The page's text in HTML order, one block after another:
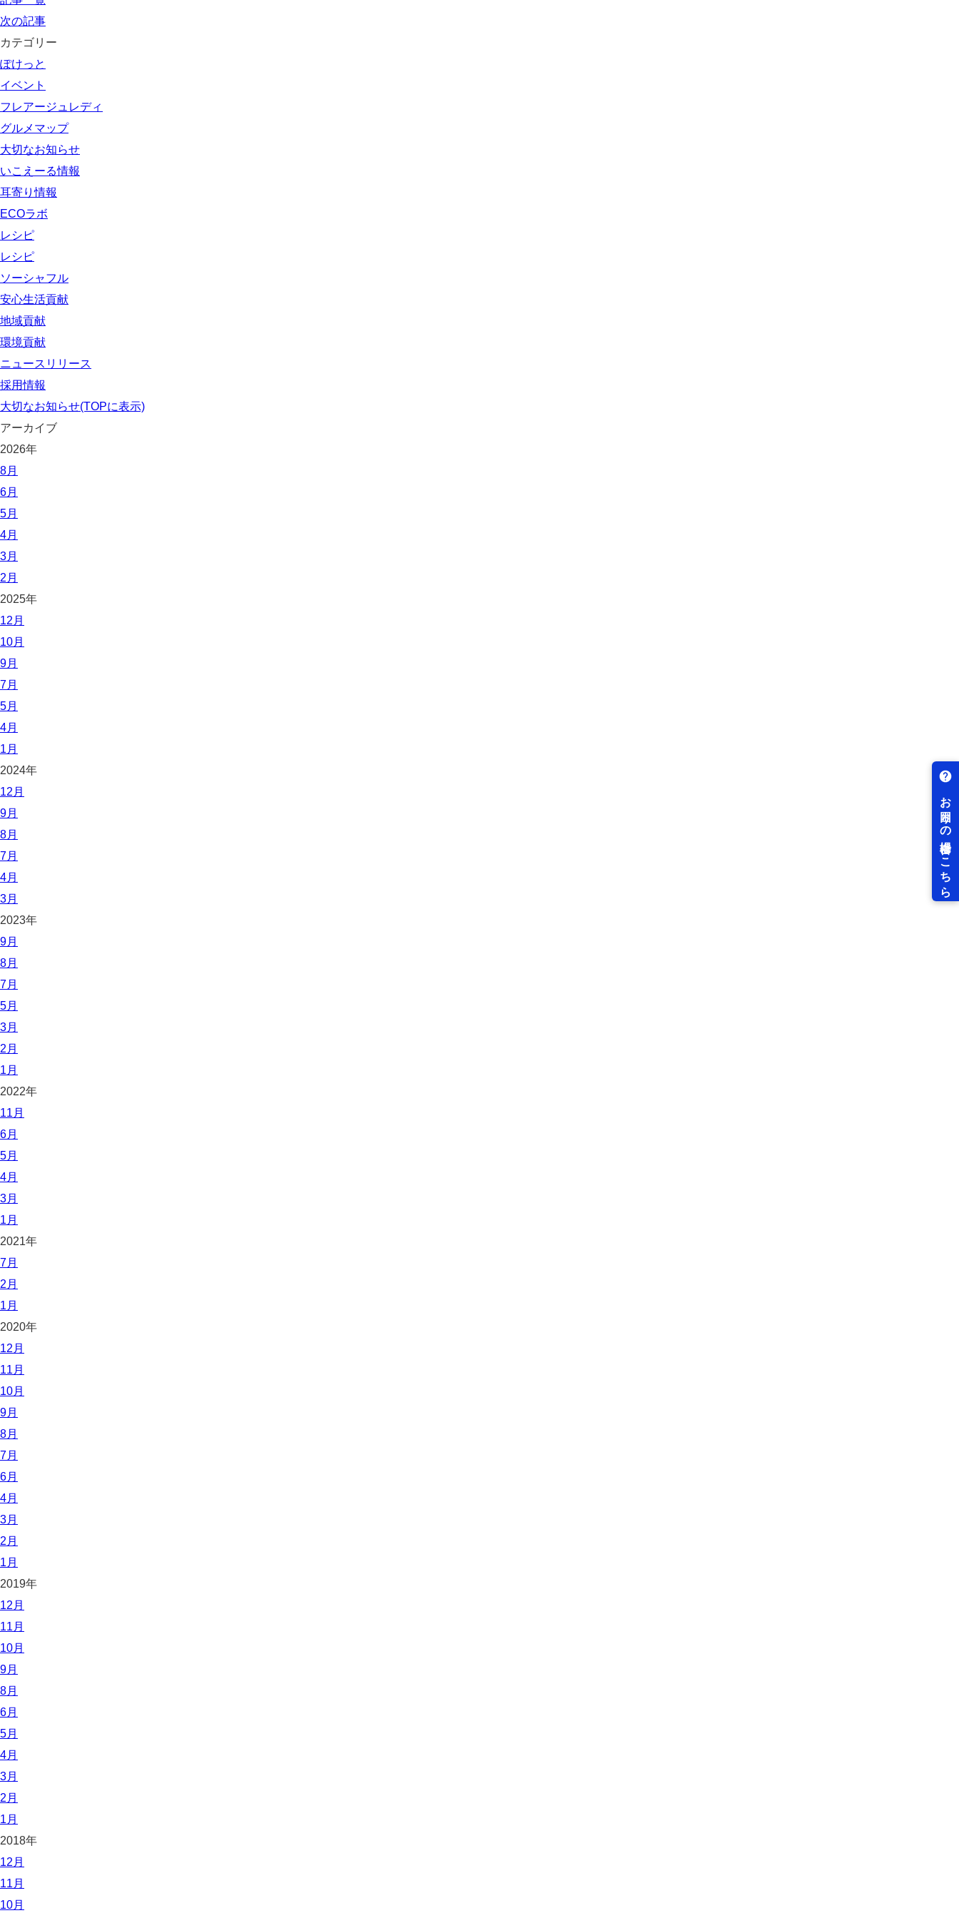
次の記事
カテゴリー
ぽけっと
イベント
フレアージュレディ
グルメマップ
大切なお知らせ
いこえーる情報
耳寄り情報
ECOラボ
レシピ
レシピ
ソーシャフル
安心生活貢献
地域貢献
環境貢献
ニュースリリース
採用情報
大切なお知らせ(TOPに表示)
アーカイブ
2026年
8月
6月
5月
4月
3月
2月
2025年
12月
10月
9月
7月
5月
4月
1月
2024年
12月
9月
8月
7月
4月
3月
2023年
9月
8月
7月
5月
3月
2月
1月
2022年
11月
6月
5月
4月
3月
1月
2021年
7月
2月
1月
2020年
12月
11月
10月
9月
8月
7月
6月
4月
3月
2月
1月
2019年
12月
11月
10月
9月
8月
6月
5月
4月
3月
2月
1月
2018年
12月
11月
10月